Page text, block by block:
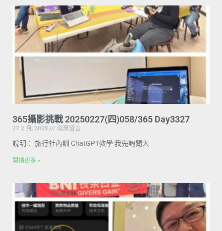
365攝影挑戰 20250227(四)058/365 Day3327
27 2 月, 2025
尚無留言
說明： 旅行社內訓 ChatGPT教學 我先詢問大
閱讀更多 »